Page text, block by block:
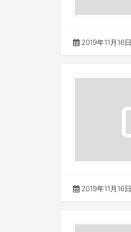
2019年11月16日
2019年11月16日